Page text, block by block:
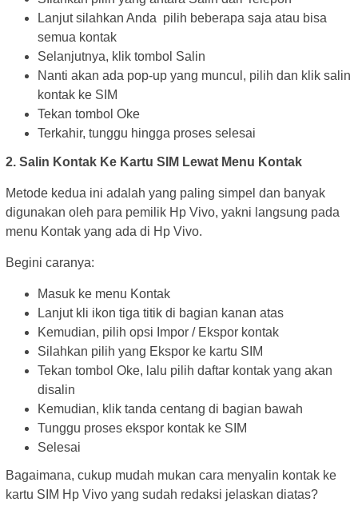
Lanjut silahkan Anda pilih beberapa saja atau bisa
semua kontak
Selanjutnya, klik tombol Salin
Nanti akan ada pop-up yang muncul, pilih dan klik salin
kontak ke SIM
Tekan tombol Oke
Terkahir, tunggu hingga proses selesai
2. Salin Kontak Ke Kartu SIM Lewat Menu Kontak
Metode kedua ini adalah yang paling simpel dan banyak
digunakan oleh para pemilik Hp Vivo, yakni langsung pada
menu Kontak yang ada di Hp Vivo.
Begini caranya:
Masuk ke menu Kontak
Lanjut kli ikon tiga titik di bagian kanan atas
Kemudian, pilih opsi Impor / Ekspor kontak
Silahkan pilih yang Ekspor ke kartu SIM
Tekan tombol Oke, lalu pilih daftar kontak yang akan
disalin
Kemudian, klik tanda centang di bagian bawah
Tunggu proses ekspor kontak ke SIM
Selesai
Bagaimana, cukup mudah mukan cara menyalin kontak ke
kartu SIM Hp Vivo yang sudah redaksi jelaskan diatas?